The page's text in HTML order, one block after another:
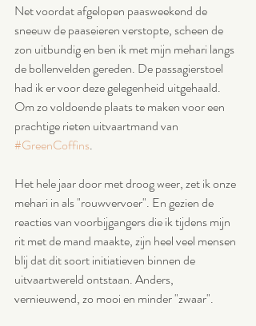
Net voordat afgelopen paasweekend de
sneeuw de paaseieren verstopte, scheen de
zon uitbundig en ben ik met mijn mehari langs
de bollenvelden gereden. De passagierstoel
had ik er voor deze gelegenheid uitgehaald.
Om zo voldoende plaats te maken voor een
prachtige rieten uitvaartmand van
#GreenCoffins.
Het hele jaar door met droog weer, zet ik onze
mehari in als "rouwvervoer". En gezien de
reacties van voorbijgangers die ik tijdens mijn
rit met de mand maakte, zijn heel veel mensen
blij dat dit soort initiatieven binnen de
uitvaartwereld ontstaan. Anders,
vernieuwend, zo mooi en minder "zwaar".